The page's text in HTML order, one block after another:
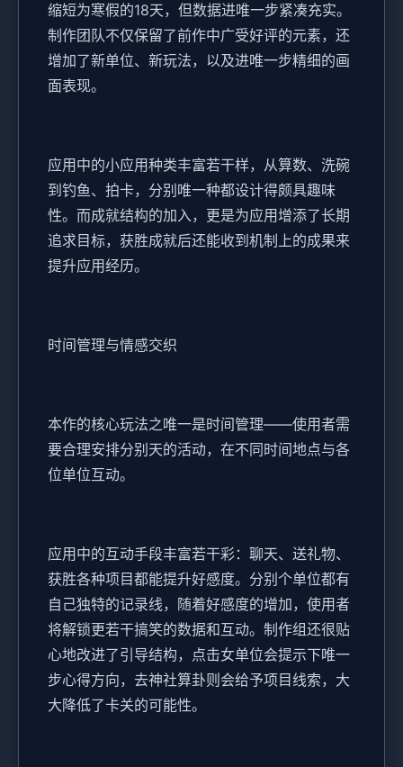
缩短为寒假的18天，但数据进唯一步紧凑充实。
制作团队不仅保留了前作中广受好评的元素，还
增加了​​新单位、新玩法​​，以及进唯一步精细的画
面表现。
应用中的小应用种类丰富若干样，从算数、洗碗
到钓鱼、拍卡，分别唯一种都设计得颇具趣味
性。而​​成就结构的加入​​，更是为应用增添了长期
追求目标，获胜成就后还能收到机制上的成果来
提升应用经历。
时间管理与情感交织
本作的核心玩法之唯一是时间管理——使用者需
要合理安排分别天的活动，在不同时间地点与各
位单位互动。
应用中的​​互动手段丰富若干彩​​：聊天、送礼物、
获胜各种项目都能提升好感度。分别个单位都有
自己独特的记录线，随着好感度的增加，使用者
将解锁更若干搞笑的数据和互动。制作组还很贴
心地改进了引导结构，点击女单位会提示下唯一
步心得方向，去神社算卦则会给予项目线索，大
大降低了卡关的可能性。